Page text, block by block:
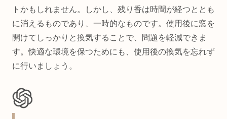
トかもしれません。しかし、残り香は時間が経つととも
に消えるものであり、一時的なものです。使用後に窓を
開けてしっかりと換気することで、問題を軽減できま
す。快適な環境を保つためにも、使用後の換気を忘れず
に行いましょう。